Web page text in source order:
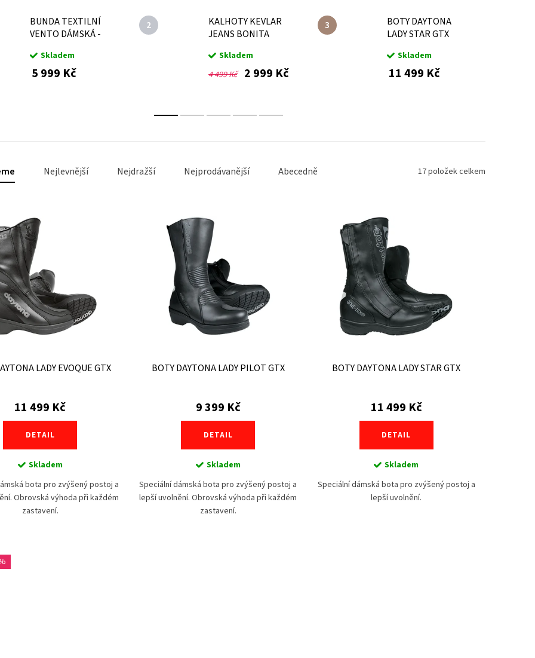
BUNDA TEXTILNÍ
VENTO DÁMSKÁ -
Skladem
5 999 Kč
KALHOTY KEVLAR
JEANS BONITA
Skladem
4 499 Kč
2 999 Kč
BOTY DAYTONA
LADY STAR GTX
Skladem
11 499 Kč
Nejlevnější Nejdražší Nejprodávanější Abecedně 17položek celkem
LADY EVOQUE GTX
11 499 Kč
DETAIL
Skladem
bota pro zvýšený postoj a
Obrovská výhoda při každém
zastavení.
BOTY DAYTONA LADY PILOT GTX
9 399 Kč
DETAIL
Skladem
Speciální dámská bota pro zvýšený postoj a
lepší uvolnění. Obrovská výhoda při každém
zastavení.
BOTY DAYTONA LADY STAR GTX
11 499 Kč
DETAIL
Skladem
Speciální dámská bota pro zvýšený postoj a
lepší uvolnění.